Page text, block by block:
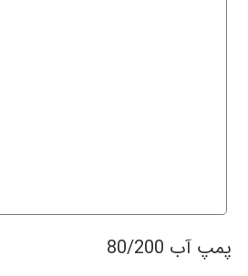
پمپ آب 80/200